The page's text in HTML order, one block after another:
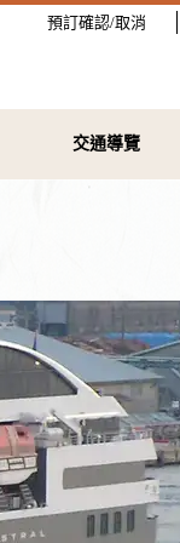
預訂確認/取消
交通導覽